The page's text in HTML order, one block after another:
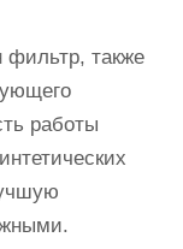
фильтр, также
работы